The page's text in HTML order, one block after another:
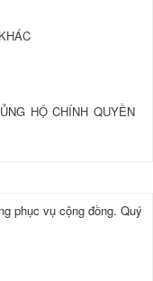
HỘ CHÍNH QUYỀN
phục vụ cộng đồng. Quý